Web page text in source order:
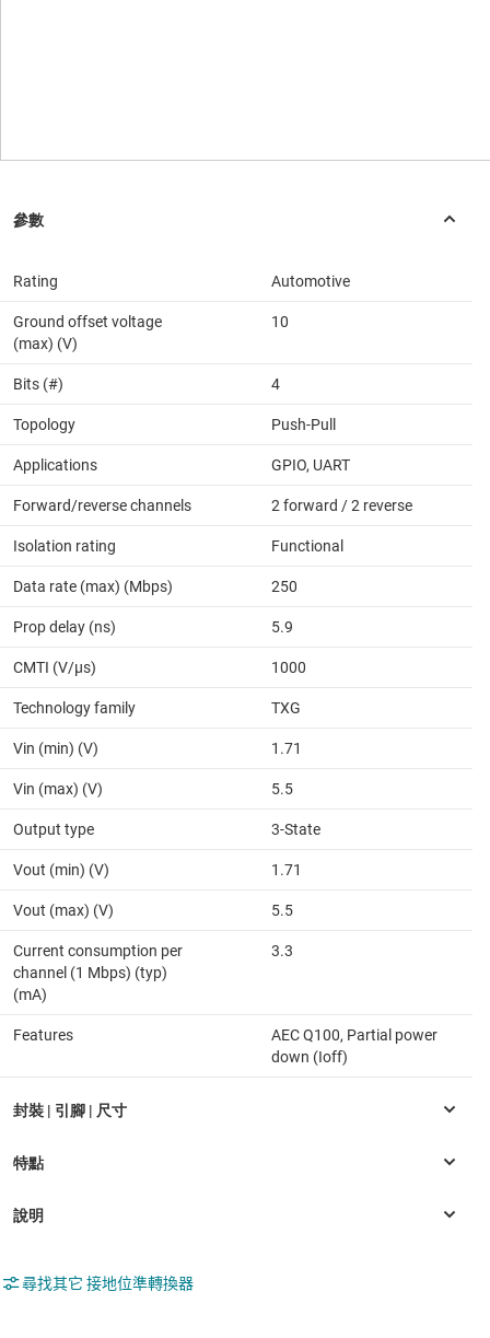
Rating Automotive
Ground offset voltage
(max) (V)
10
Bits (#) 4
Topology Push-Pull
Applications GPIO, UART
Forward/reverse channels 2 forward / 2 reverse
Isolation rating Functional
Data rate (max) (Mbps) 250
Prop delay (ns) 5.9
CMTI (V/µs) 1000
Technology family TXG
Vin (min) (V) 1.71
Vin (max) (V) 5.5
Output type 3-State
Vout (min) (V) 1.71
Vout (max) (V) 5.5
Current consumption per
channel (1 Mbps) (typ)
(mA)
3.3
Features
AEC Q100, Partial power
down (Ioff)
尋找其它 接地位準轉換器